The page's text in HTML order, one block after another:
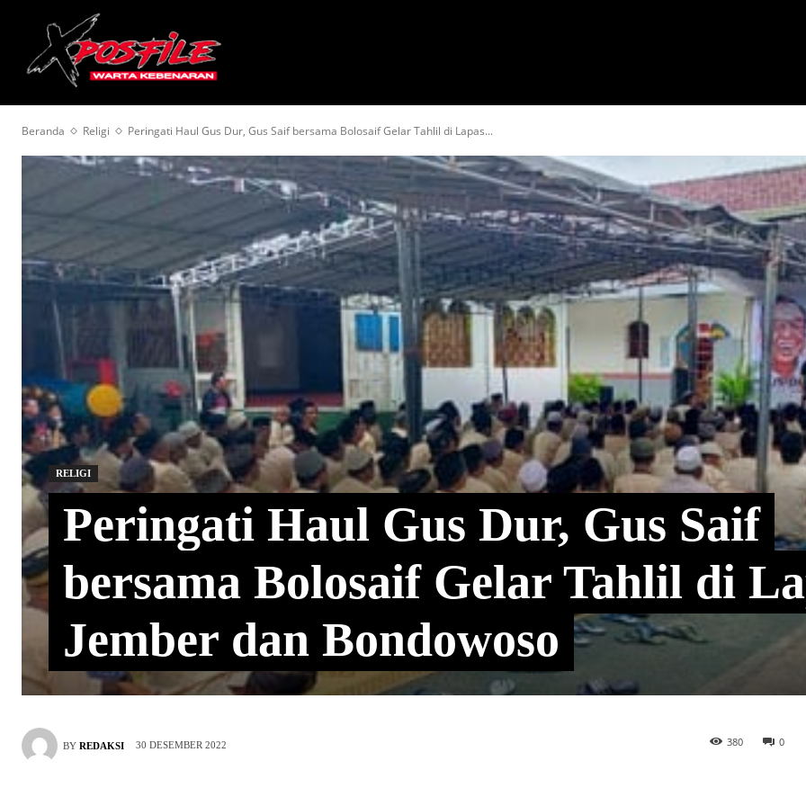
Beranda Religi Peringati Haul Gus Dur, Gus Saif bersama Bolosaif Gelar Tahlil di Lapas...
RELIGI
Peringati Haul Gus Dur, Gus Saif
bersama Bolosaif Gelar Tahlil di
Jember dan Bondowoso
BY REDAKSI 30 DESEMBER 2022 0
380